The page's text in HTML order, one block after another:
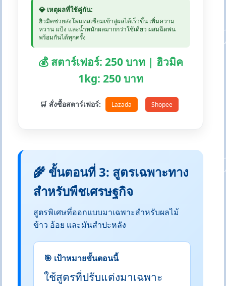
💎 เหตุผลที่ใช้คู่กัน:
ฮิวมิคช่วยส่งโพแทสเซียมเข้าสู่ผลได้เร็วขึ้น เพิ่มความ
หวาน แป้ง และน้ำหนักผลมากกว่าใช้เดี่ยว ผสมฉีดพ่น
พร้อมกันได้ทุกครั้ง
💰 สตาร์เฟอร์: 250 บาท | ฮิวมิค
1kg: 250 บาท
🛒 สั่งซื้อสตาร์เฟอร์: Lazada Shopee
🌾 ขั้นตอนที่ 3: สูตรเฉพาะทาง
สำหรับพืชเศรษฐกิจ
สูตรพิเศษที่ออกแบบมาเฉพาะสำหรับผลไม้
ข้าว อ้อย และมันสำปะหลัง
🎯 เป้าหมายขั้นตอนนี้
ใช้สูตรที่ปรับแต่งมาเฉพาะ